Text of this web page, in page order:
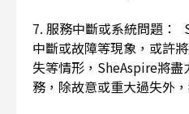
7. 服務中斷或系統問題：
中斷或故障等現象，或許
失等情形，SheAspire將
務，除故意或重大過失外